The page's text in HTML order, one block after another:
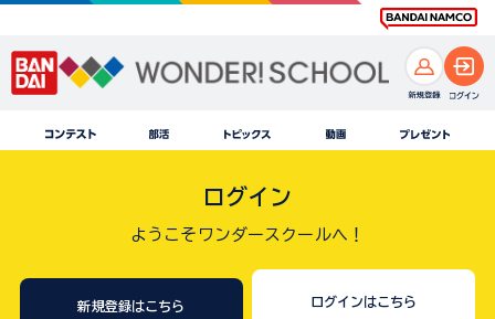
ログイン
ようこそワンダースクールへ！
新規登録はこちら ログインはこちら